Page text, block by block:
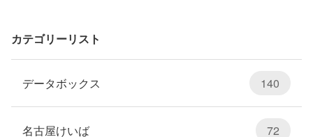
カテゴリーリスト
データボックス 140
名古屋けいば 72